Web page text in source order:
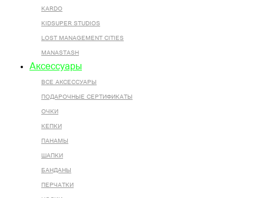
KARDO
KIDSUPER STUDIOS
LOST MANAGEMENT CITIES
MANASTASH
Аксессуары
ВСЕ AКСЕССУАРЫ
ПОДАРОЧНЫЕ СЕРТИФИКАТЫ
ОЧКИ
КЕПКИ
ПАНАМЫ
ШАПКИ
БАНДАНЫ
ПЕРЧАТКИ